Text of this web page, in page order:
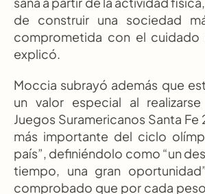
de construir una sociedad
comprometida con el cuidado
explicó.
Moccia subrayó además que
un valor especial al
Juegos Suramericanos Santa
más importante del ciclo
país”, definiéndolo como “un
tiempo, una gran
comprobado que por cada